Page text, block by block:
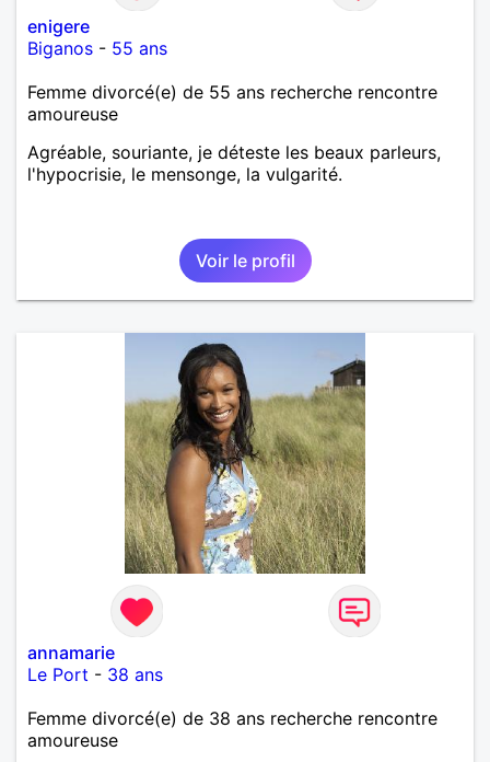
enigere
Biganos - 55 ans
Femme divorcé(e) de 55 ans recherche rencontre
amoureuse
Agréable, souriante, je déteste les beaux parleurs,
l'hypocrisie, le mensonge, la vulgarité.
Voir le profil
annamarie
Le Port - 38 ans
Femme divorcé(e) de 38 ans recherche rencontre
amoureuse